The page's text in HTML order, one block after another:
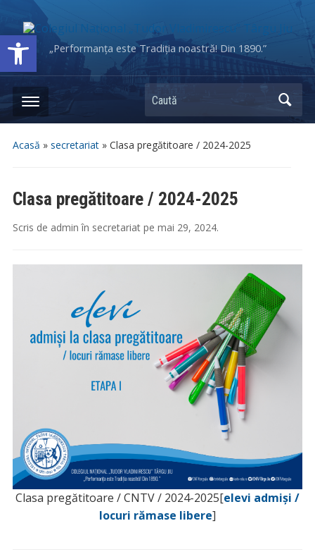
Deschide bara de unelte„Performanța este Tradiția noastră! Din 1890.”
Caută
Acasă » secretariat» Clasa pregătitoare / 2024-2025
Clasa pregătitoare / 2024-2025
Scris de admin în secretariatpe mai 29, 2024.
Clasa pregătitoare / CNTV / 2024-2025[elevi admiși /
locuri rămase libere]